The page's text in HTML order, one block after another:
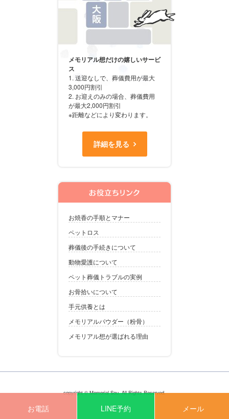
メモリアル想だけの嬉しいサービ
ス
1. 送迎なしで、葬儀費用が最大
3,000円割引
2. お迎えのみの場合、葬儀費用
が最大2,000円割引
※距離などにより変わります。
詳細を見る
お焼香の手順とマナー
ペットロス
葬儀後の手続きについて
動物愛護について
ペット葬儀トラブルの実例
お骨拾いについて
手元供養とは
メモリアルパウダー（粉骨）
メモリアル想が選ばれる理由
copyright © Memorial Sou. All Rights Reserved.
お電話 LINE予約 メール